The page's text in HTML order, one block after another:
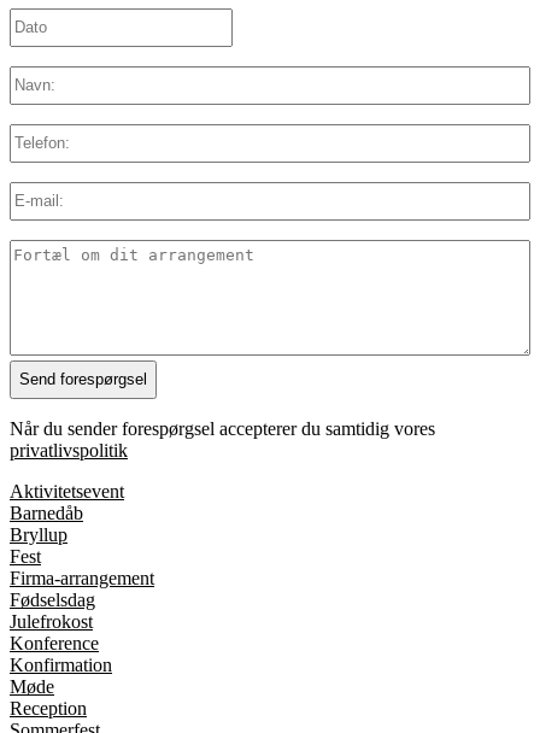
Dato:
YYYY
Navn:
Telefon:
E-
mail:*
Detaljer
Når du sender forespørgsel accepterer du samtidig vores
privatlivspolitik
Aktivitetsevent
Barnedåb
Bryllup
Fest
Firma-arrangement
Fødselsdag
Julefrokost
Konference
Konfirmation
Møde
Reception